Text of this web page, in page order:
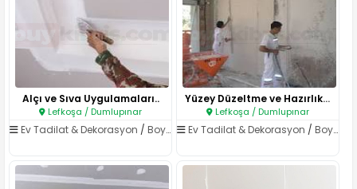
Alçı ve Sıva Uygulamaları..
Lefkoşa / Dumlupınar
Ev Tadilat & Dekorasyon / Boya & Badana
Yüzey Düzeltme ve Hazırlık Hiz..
Lefkoşa / Dumlupınar
Ev Tadilat & Dekorasyon /Boya & Badana